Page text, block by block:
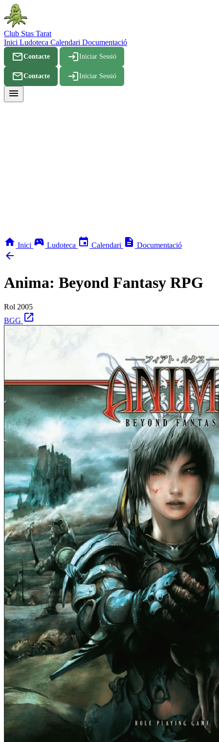
Club Stas Tarat
Inici Ludoteca Calendari Documentació
mail_outlineContacte loginIniciar Sessió
mail_outlineContacte loginIniciar Sessió
menu
home Inici sports_esports Ludoteca event Calendari description Documentació
arrow_back
Anima: Beyond Fantasy RPG
Rol 2005
BGG open_in_new